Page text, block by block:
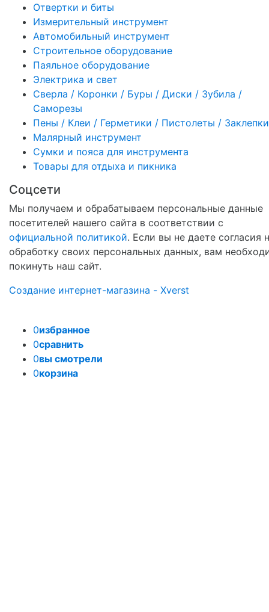
Отвертки и биты
Измерительный инструмент
Автомобильный инструмент
Строительное оборудование
Паяльное оборудование
Электрика и свет
Сверла / Коронки / Буры / Диски / Зубила /
Саморезы
Пены / Клеи / Герметики / Пистолеты / Заклепки
Малярный инструмент
Сумки и пояса для инструмента
Товары для отдыха и пикника
Соцсети
Мы получаем и обрабатываем персональные данные
посетителей нашего сайта в соответствии с
официальной политикой. Если вы не даете согласия
обработку своих персональных данных, вам
покинуть наш сайт.
Создание интернет-магазина - Xverst
0избранное
0сравнить
0вы смотрели
0корзина